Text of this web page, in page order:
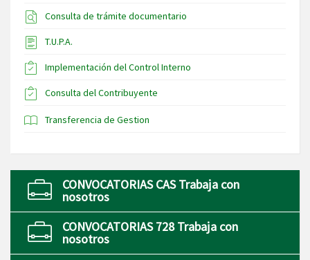
Consulta de trámite documentario
T.U.P.A.
Implementación del Control Interno
Consulta del Contribuyente
Transferencia de Gestion
CONVOCATORIAS CAS Trabaja con
nosotros
CONVOCATORIAS 728 Trabaja con
nosotros